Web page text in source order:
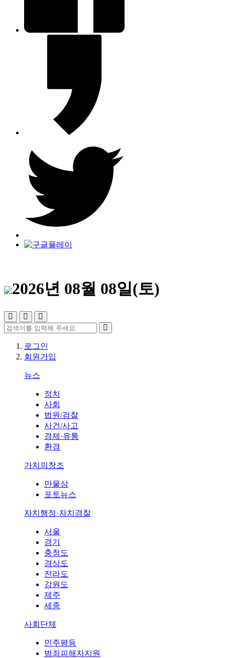
2026년 08월 08일(토)
로그인
회원가입
뉴스
정치
사회
법원/검찰
사건/사고
경제·유통
환경
가치의창조
만물상
포토뉴스
자치행정·자치경찰
서울
경기
충청도
경상도
전라도
강원도
제주
세종
사회단체
민주평등
범죄피해자지원